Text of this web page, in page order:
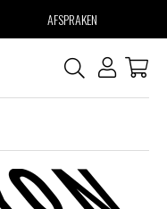
AFSPRAKEN